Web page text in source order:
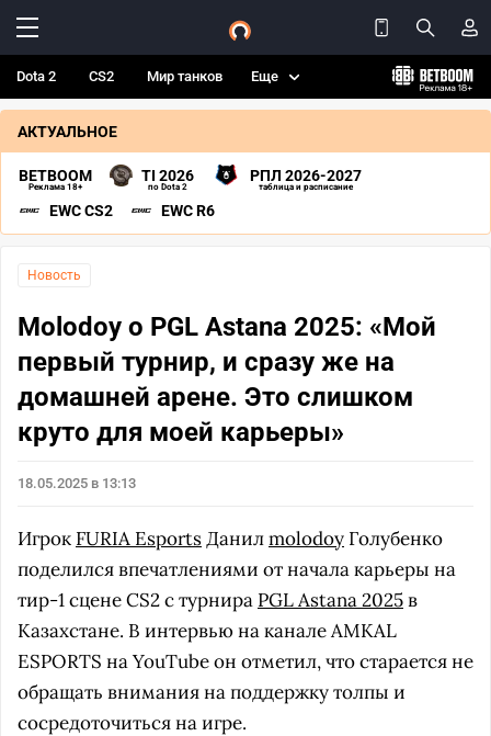
Dota 2 CS2 Мир танков Еще
АКТУАЛЬНОЕ
BETBOOM
Реклама 18+
TI 2026
по Dota 2
РПЛ 2026-2027
таблица и расписание
EWC CS2 EWC R6
Новость
Molodoy о PGL Astana 2025: «Мой
первый турнир, и сразу же на
домашней арене. Это слишком
круто для моей карьеры»
18.05.2025 в 13:13
Игрок FURIA EsportsДанилmolodoy Голубенко
поделился впечатлениями от начала карьеры на
тир-1 сцене CS2 с турнира PGL Astana 2025в
Казахстане. В интервью на канале AMKAL
ESPORTS на YouTube он отметил, что старается не
обращать внимания на поддержку толпы и
сосредоточиться на игре.